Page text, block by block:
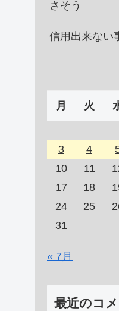
さそう
信用出来ない
月 火
3
4
10
11
17
18
24
25
31
« 7月
最近のコ